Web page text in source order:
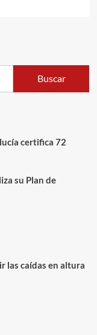
Buscar
certifica 72
su Plan de
las caídas en altura